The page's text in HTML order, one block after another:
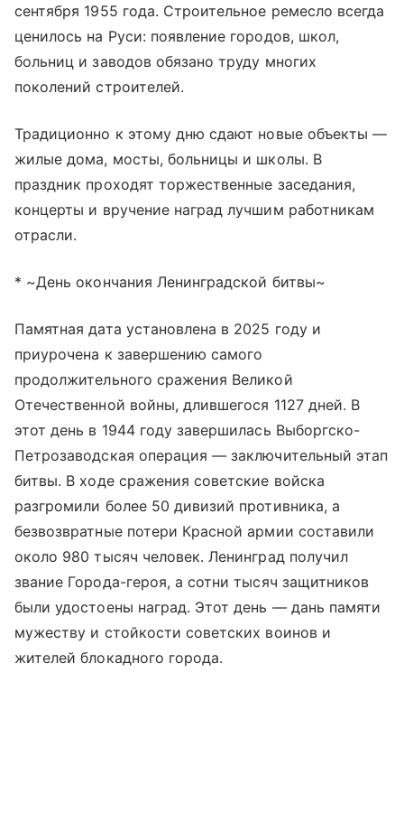
сентября 1955 года. Строительное ремесло всегда
ценилось на Руси: появление городов, школ,
больниц и заводов обязано труду многих
поколений строителей.
Традиционно к этому дню сдают новые объекты —
жилые дома, мосты, больницы и школы. В
праздник проходят торжественные заседания,
концерты и вручение наград лучшим работникам
отрасли.
* ~День окончания Ленинградской битвы~
Памятная дата установлена в 2025 году и
приурочена к завершению самого
продолжительного сражения Великой
Отечественной войны, длившегося 1127 дней. В
этот день в 1944 году завершилась Выборгско-
Петрозаводская операция — заключительный этап
битвы. В ходе сражения советские войска
разгромили более 50 дивизий противника, а
безвозвратные потери Красной армии составили
около 980 тысяч человек. Ленинград получил
звание Города-героя, а сотни тысяч защитников
были удостоены наград. Этот день — дань памяти
мужеству и стойкости советских воинов и
жителей блокадного города.